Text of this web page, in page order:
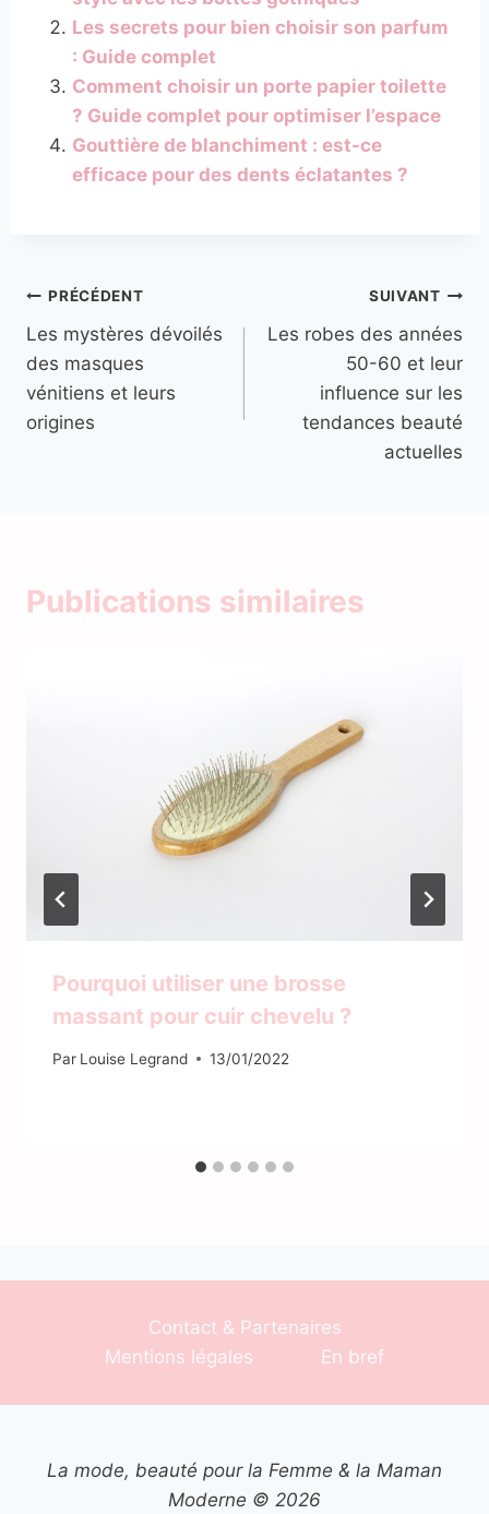
Les secrets pour bien choisir son parfum
: Guide complet
Comment choisir un porte papier toilette
? Guide complet pour optimiser l’espace
Gouttière de blanchiment : est-ce
efficace pour des dents éclatantes ?
Navigation
de
l’article
PRÉCÉDENT
Les mystères dévoilés
des masques
vénitiens et leurs
origines
SUIVANT
Les robes des années
50-60 et leur
influence sur les
tendances beauté
actuelles
Publications similaires
Pourquoi utiliser une brosse
massant pour cuir chevelu ?
Par Louise Legrand 13/01/2022
Contact & Partenaires
Mentions légales
En bref
La mode, beauté pour la Femme & la Maman
Moderne © 2026